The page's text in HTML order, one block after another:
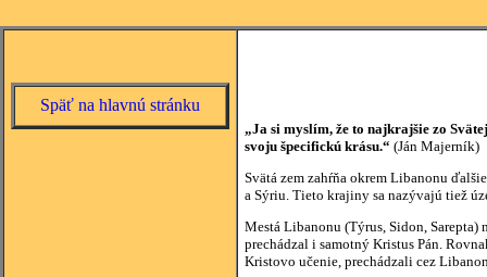
Späť na hlavnú stránku
„Ja si myslím, že to najkrajšie zo
svoju špecifickú krásu.“ (Ján Majerník)
Svätá zem zahŕňa okrem Libanonu
a Sýriu. Tieto krajiny sa nazývajú tiež
Mestá Libanonu (Týrus, Sidon,
prechádzal i samotný Kristus Pán.
Kristovo učenie, prechádzali cez